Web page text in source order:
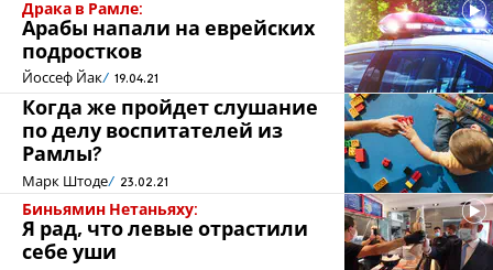
Драка в Рамле:
Арабы напали на еврейских
подростков
Йоссеф Йак 19.04.21
Когда же пройдет слушание
по делу воспитателей из
Рамлы?
Марк Штоде 23.02.21
Биньямин Нетаньяху:
Я рад, что левые отрастили
себе уши